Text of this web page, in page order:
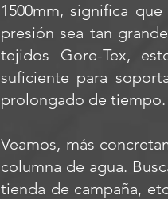
1500mm, significa
presión sea tan
tejidos Gore-Tex,
suficiente para
prolongado de tiempo.
Veamos, más
columna de agua.
tienda de campaña,